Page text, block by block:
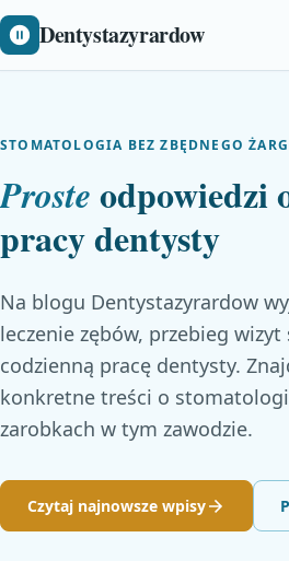
Dentystazyrardow
STOMATOLOGIA BEZ ZBĘDNEGO
Proste odpowiedzi
pracy dentysty
Na blogu Dentystazyrardow
leczenie zębów, przebieg
codzienną pracę dentysty.
konkretne treści o
zarobkach w tym zawodzie.
Czytaj najnowsze wpisy